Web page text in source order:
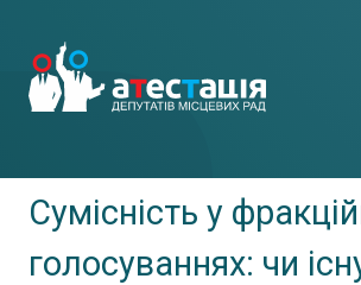
Сумісність у
голосуваннях: чи